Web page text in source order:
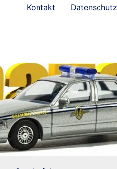
Kontakt Datenschutz